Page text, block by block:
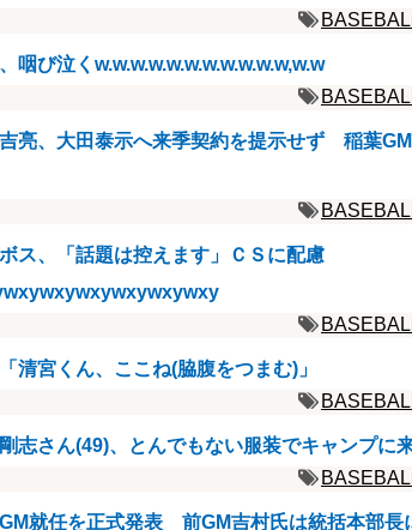
咽び泣くw.w.w.w.w.w.w.w.w.w.w,w.w
亮、大田泰示へ来季契約を提示せず 稲葉
ス、「話題は控えます」ＣＳに配慮
清宮くん、ここね(脇腹をつまむ)」
志さん(49)、とんでもない服装でキャンプに
就任を正式発表 前GM吉村氏は統括本部長